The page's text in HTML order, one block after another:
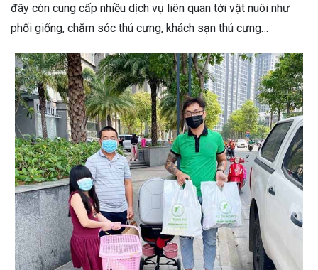
đây còn cung cấp nhiều dịch vụ liên quan tới vật nuôi như
phối giống, chăm sóc thú cưng, khách sạn thú cưng…